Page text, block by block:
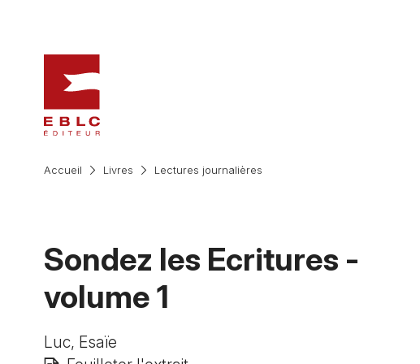
Accueil Livres Lectures journalières
Sondez les Ecritures -
volume 1
Luc, Esaïe